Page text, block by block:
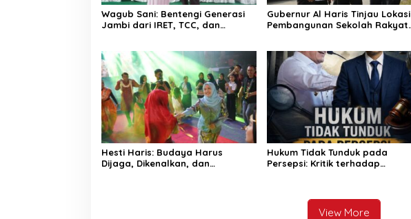
Wagub Sani: Bentengi Generasi
Jambi dari IRET, TCC, dan
Gubernur Al Haris Tinjau Lokasi
Pembangunan Sekolah Rakyat
Hesti Haris: Budaya Harus
Dijaga, Dikenalkan, dan
Hukum Tidak Tunduk pada
Persepsi: Kritik terhadap
View More